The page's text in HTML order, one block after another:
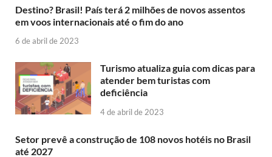
Destino? Brasil! País terá 2 milhões de novos assentos
em voos internacionais até o fim do ano
6 de abril de 2023
Turismo atualiza guia com dicas para
atender bem turistas com
deficiência
4 de abril de 2023
Setor prevê a construção de 108 novos hotéis no Brasil
até 2027